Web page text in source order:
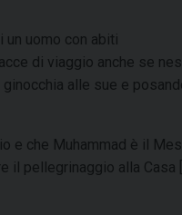
di viaggio anche se
il pellegrinaggio alla Casa